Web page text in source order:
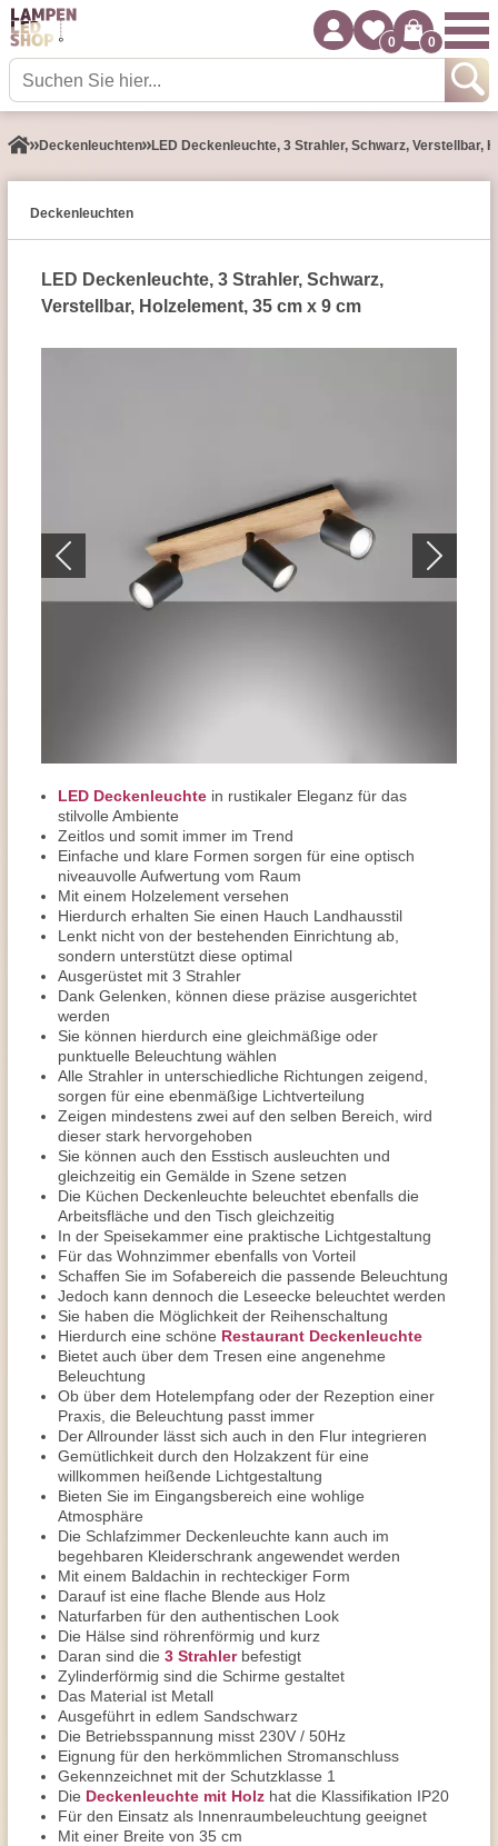
0 0
Decken­leuchten LED Deckenleuchte, 3 Strahler, Schwarz, Verstellbar,
Decken­leuchten
LED Deckenleuchte, 3 Strahler, Schwarz,
Verstellbar, Holzelement, 35 cm x 9 cm
LED Deckenleuchte in rustikaler Eleganz für das
stilvolle Ambiente
Zeitlos und somit immer im Trend
Einfache und klare Formen sorgen für eine optisch
niveauvolle Aufwertung vom Raum
Mit einem Holzelement versehen
Hierdurch erhalten Sie einen Hauch Landhausstil
Lenkt nicht von der bestehenden Einrichtung ab,
sondern unterstützt diese optimal
Ausgerüstet mit 3 Strahler
Dank Gelenken, können diese präzise ausgerichtet
werden
Sie können hierdurch eine gleichmäßige oder
punktuelle Beleuchtung wählen
Alle Strahler in unterschiedliche Richtungen zeigend,
sorgen für eine ebenmäßige Lichtverteilung
Zeigen mindestens zwei auf den selben Bereich, wird
dieser stark hervorgehoben
Sie können auch den Esstisch ausleuchten und
gleichzeitig ein Gemälde in Szene setzen
Die Küchen Deckenleuchte beleuchtet ebenfalls die
Arbeitsfläche und den Tisch gleichzeitig
In der Speisekammer eine praktische Lichtgestaltung
Für das Wohnzimmer ebenfalls von Vorteil
Schaffen Sie im Sofabereich die passende Beleuchtung
Jedoch kann dennoch die Leseecke beleuchtet werden
Sie haben die Möglichkeit der Reihenschaltung
Hierdurch eine schöne Restaurant Deckenleuchte
Bietet auch über dem Tresen eine angenehme
Beleuchtung
Ob über dem Hotelempfang oder der Rezeption einer
Praxis, die Beleuchtung passt immer
Der Allrounder lässt sich auch in den Flur integrieren
Gemütlichkeit durch den Holzakzent für eine
willkommen heißende Lichtgestaltung
Bieten Sie im Eingangsbereich eine wohlige
Atmosphäre
Die Schlafzimmer Deckenleuchte kann auch im
begehbaren Kleiderschrank angewendet werden
Mit einem Baldachin in rechteckiger Form
Darauf ist eine flache Blende aus Holz
Naturfarben für den authentischen Look
Die Hälse sind röhrenförmig und kurz
Daran sind die 3 Strahlerbefestigt
Zylinderförmig sind die Schirme gestaltet
Das Material ist Metall
Ausgeführt in edlem Sandschwarz
Die Betriebsspannung misst 230V / 50Hz
Eignung für den herkömmlichen Stromanschluss
Gekennzeichnet mit der Schutzklasse 1
Die Deckenleuchte mit Holz hat die Klassifikation IP20
Für den Einsatz als Innenraumbeleuchtung geeignet
Mit einer Breite von 35 cm